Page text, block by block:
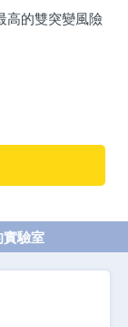
高的雙突變風險
驗室